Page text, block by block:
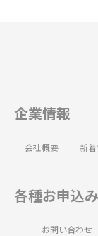
企業情報
会社概要 新
各種お申込み
お問い合わせ